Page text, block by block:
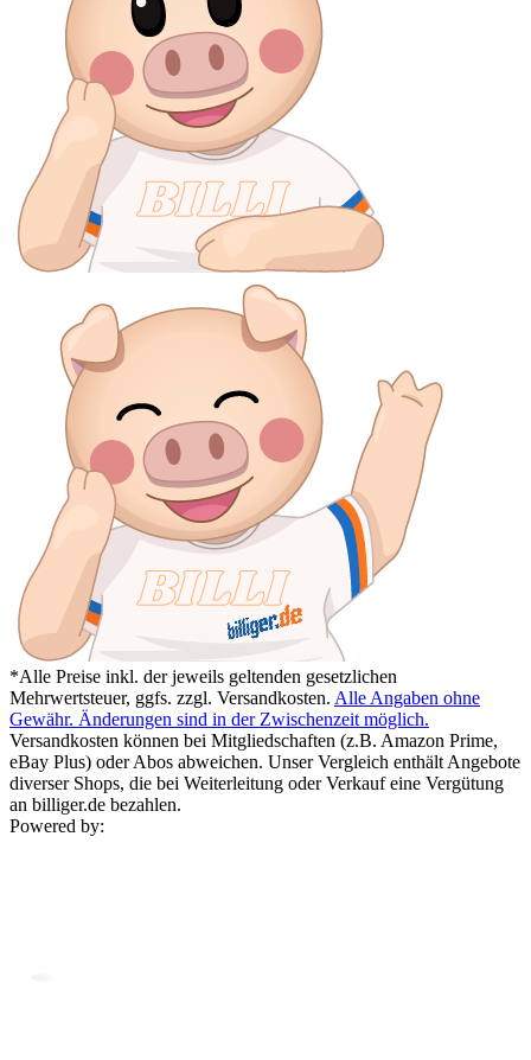
*Alle Preise inkl. der jeweils geltenden gesetzlichen
Mehrwertsteuer, ggfs. zzgl. Versandkosten. Alle Angaben ohne
Gewähr. Änderungen sind in der Zwischenzeit möglich.
Versandkosten können bei Mitgliedschaften (z.B. Amazon Prime,
eBay Plus) oder Abos abweichen. Unser Vergleich enthält Angebote
diverser Shops, die bei Weiterleitung oder Verkauf eine Vergütung
an billiger.de bezahlen.
Powered by: